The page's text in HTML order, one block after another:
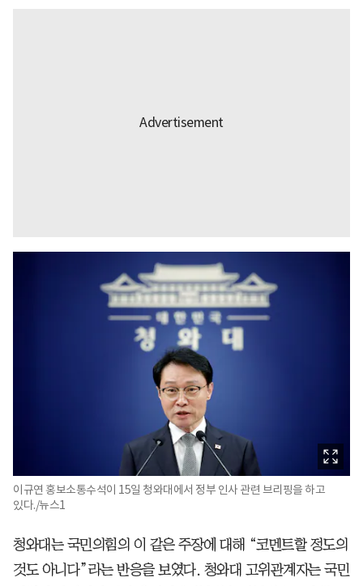
이규연 홍보소통수석이 15일 청와대에서 정부 인사 관련 브리핑을 하고
있다./뉴스1
청와대는 국민의힘의 이 같은 주장에 대해 “코멘트할 정도의
것도 아니다”라는 반응을 보였다. 청와대 고위관계자는 국민